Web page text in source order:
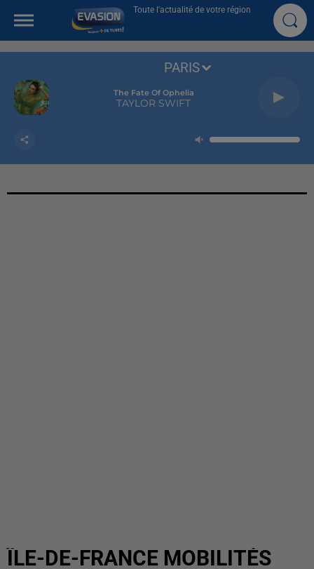
Toute l'actualité de votre région
The Fate Of Ophelia
TAYLOR SWIFT
PARIS
ÎLE-DE-FRANCE MOBILITÉS